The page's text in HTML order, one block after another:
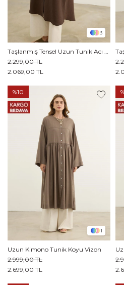
3
2.069,00 TL
2.299,00 TL
1
Uzun Kimono Tunik Koyu Vizon
2.699,00 TL
2.999,00 TL
%10